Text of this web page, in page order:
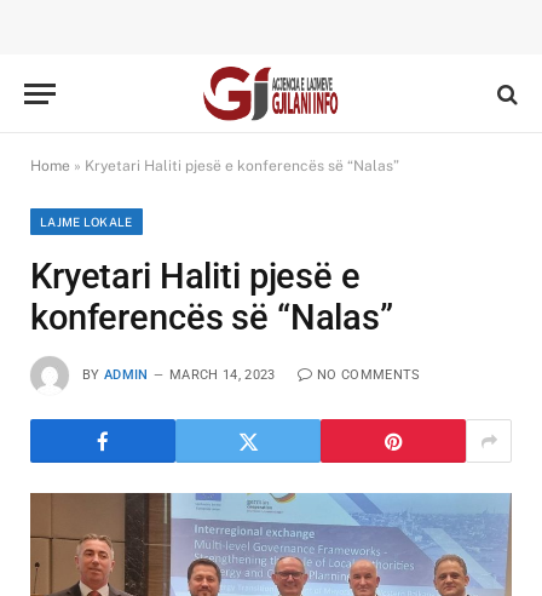
Home » Kryetari Haliti pjesë e konferencës së “Nalas”
LAJME LOKALE
Kryetari Haliti pjesë e
konferencës së “Nalas”
BY ADMIN MARCH 14, 2023 NO COMMENTS